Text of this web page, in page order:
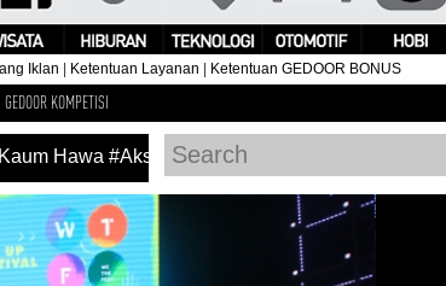
Iklan Ketentuan Layanan Ketentuan GEDOOR BONUS
GEDOOR KOMPETISI
Hawa #Aksi Panggung Kimbra Pukau